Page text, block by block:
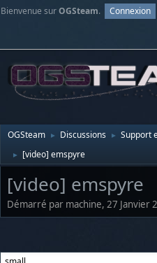
Bienvenue surOGSteam. Connexion
OGSteam ► Discussions ► Support
► [video] emspyre
[video] emspyre
Démarré par machine, 27 Janvier